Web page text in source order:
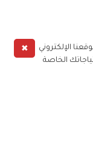
✖
الإلكتروني
الخاصة